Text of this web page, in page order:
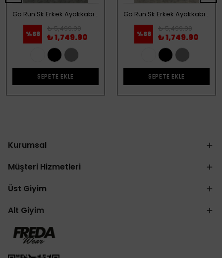
Go Run Sk Erkek Ayakkabı - Beyaz
%68
₺ 5,499.90
₺ 1,749.90
SEPETE EKLE
Go Run Sk Erkek Ayakkabı - Siyah
%68
₺ 5,499.90
₺ 1,749.90
SEPETE EKLE
Kurumsal
Müşteri Hizmetleri
Üst Giyim
Alt Giyim